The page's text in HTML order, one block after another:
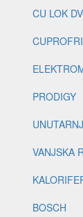
CU LOK
PRODIGY
VANJSKA
BOSCH